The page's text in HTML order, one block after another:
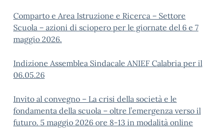
Comparto e Area Istruzione e Ricerca – Settore
Scuola – azioni di sciopero per le giornate del 6 e 7
maggio 2026.
Indizione Assemblea Sindacale ANIEF Calabria per il
06.05.26
Invito al convegno – La crisi della società e le
fondamenta della scuola – oltre l’emergenza verso il
futuro. 5 maggio 2026 ore 8-13 in modalità online